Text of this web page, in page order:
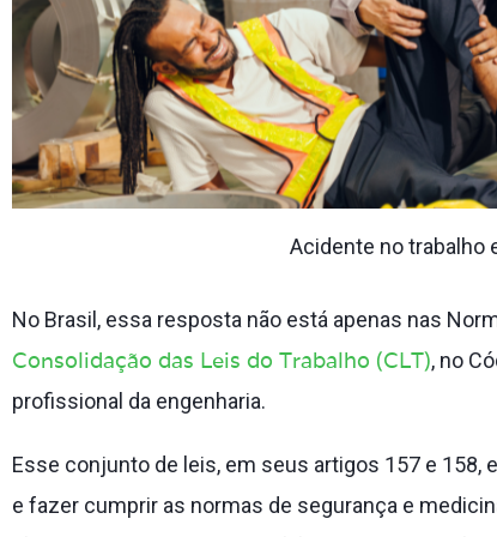
Acidente no trabalho
No Brasil, essa resposta não está apenas nas
Consolidação das Leis do Trabalho (CLT), no
profissional da engenharia.
Esse conjunto de leis, em seus artigos 157 e
e fazer cumprir as normas de segurança e